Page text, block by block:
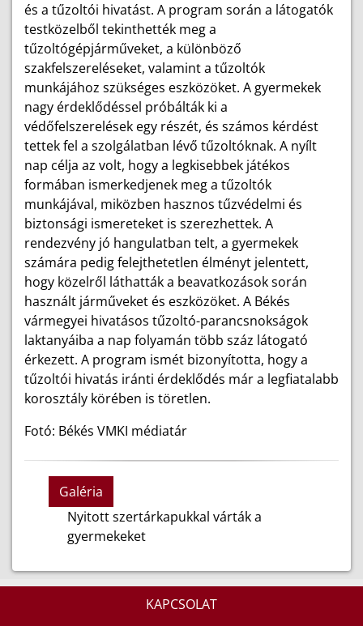
és a tűzoltói hivatást. A program során a látogatók
testközelből tekinthették meg a
tűzoltógépjárműveket, a különböző
szakfelszereléseket, valamint a tűzoltók
munkájához szükséges eszközöket. A gyermekek
nagy érdeklődéssel próbálták ki a
védőfelszerelések egy részét, és számos kérdést
tettek fel a szolgálatban lévő tűzoltóknak. A nyílt
nap célja az volt, hogy a legkisebbek játékos
formában ismerkedjenek meg a tűzoltók
munkájával, miközben hasznos tűzvédelmi és
biztonsági ismereteket is szerezhettek. A
rendezvény jó hangulatban telt, a gyermekek
számára pedig felejthetetlen élményt jelentett,
hogy közelről láthatták a beavatkozások során
használt járműveket és eszközöket. A Békés
vármegyei hivatásos tűzoltó-parancsnokságok
laktanyáiba a nap folyamán több száz látogató
érkezett. A program ismét bizonyította, hogy a
tűzoltói hivatás iránti érdeklődés már a legfiatalabb
korosztály körében is töretlen.
Fotó: Békés VMKI médiatár
Galéria
Nyitott szertárkapukkal várták a
gyermekeket
KAPCSOLAT